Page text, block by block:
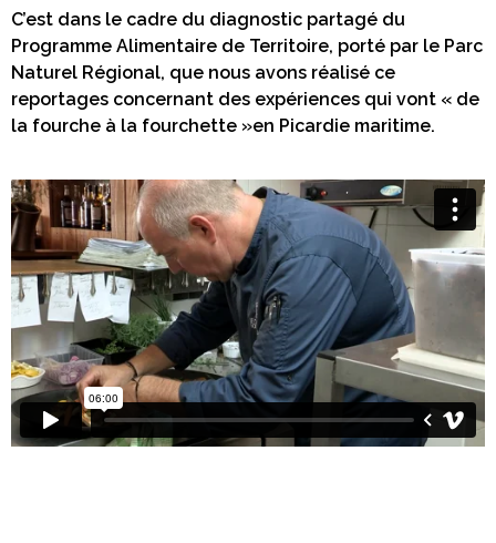
C’est dans le cadre du diagnostic partagé du
Programme Alimentaire de Territoire, porté par le Parc
Naturel Régional, que nous avons réalisé ce
reportages concernant des expériences qui vont « de
la fourche à la fourchette »en Picardie maritime.